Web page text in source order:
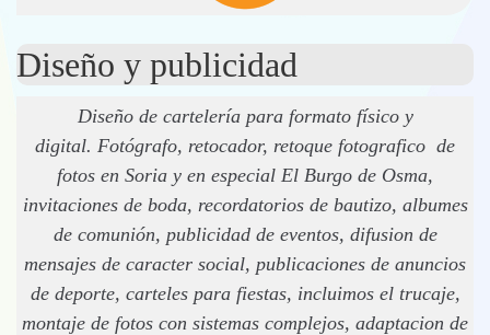
Diseño y publicidad
Diseño de cartelería para formato físico y
digital. Fotógrafo, retocador, retoque fotografico de
fotos en Soria y en especial El Burgo de Osma,
invitaciones de boda, recordatorios de bautizo, albumes
de comunión, publicidad de eventos, difusion de
mensajes de caracter social, publicaciones de anuncios
de deporte, carteles para fiestas, incluimos el trucaje,
montaje de fotos con sistemas complejos, adaptacion de